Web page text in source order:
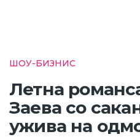
ШОУ-БИЗНИС
Летна
Заева со
ужива на